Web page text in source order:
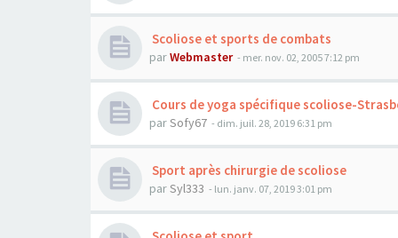
Scoliose et sports de combats
parWebmaster - mer. nov. 02, 2005 7:12 pm
Cours de yoga spécifique scoliose-
parSofy67 - dim. juil. 28, 2019 6:31 pm
Sport après chirurgie de scoliose
parSyl333 - lun. janv. 07, 2019 3:01 pm